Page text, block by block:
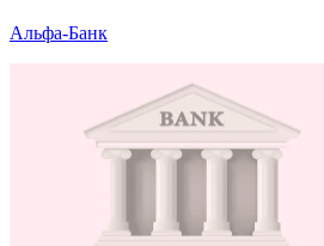
Альфа-Банк